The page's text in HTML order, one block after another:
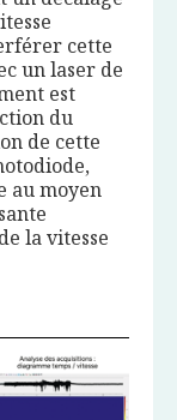
cette
un laser de
est
du
de cette
au moyen
la vitesse